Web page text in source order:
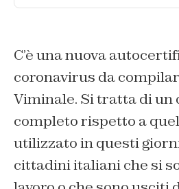
C’è una nuova
coronavirus da
Viminale. Si tratta di un
completo rispetto a
utilizzato in questi
cittadini italiani che si